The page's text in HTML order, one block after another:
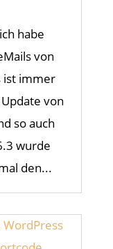
habe
von
ist immer
von
so auch
wurde
den...